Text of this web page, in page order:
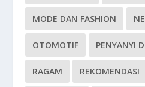
MODE DAN FASHION
OTOMOTIF PENYANYI
RAGAM REKOMENDASI